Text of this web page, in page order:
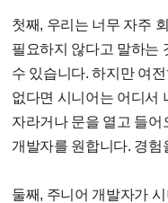
첫째, 우리는 너무 자주
필요하지 않다고 말하는
수 있습니다. 하지만 여
없다면 시니어는 어디서
자라거나 문을 열고 들
개발자를 원합니다. 경
둘째, 주니어 개발자가